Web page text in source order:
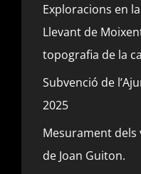
Exploracions en
Llevant de
topografia de la
Subvenció de
2025
Mesurament dels
de Joan Guiton.